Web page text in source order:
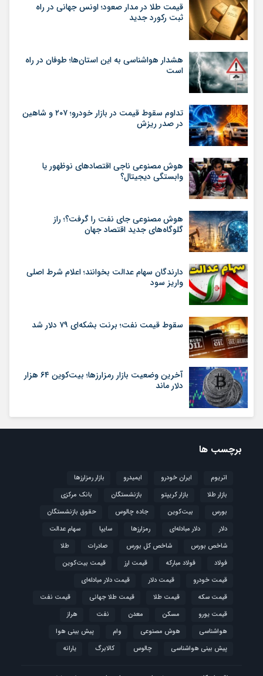
قیمت طلا در مدار صعود؛ اونس جهانی در راه
ثبت رکورد جدید
هشدار هواشناسی به این استان‌ها؛ طوفان در راه
است
تداوم سقوط قیمت در بازار خودرو؛ ۲۰۷ و شاهین
در صدر ریزش
هوش مصنوعی ناجی اقتصادهای نوظهور یا
وابستگی دیجیتال؟
هوش مصنوعی جای نفت را گرفت؟؛ راز
گلوگاه‌های جدید اقتصاد جهان
دارندگان سهام عدالت بخوانند؛ اعلام شرط اصلی
واریز سود
سقوط قیمت نفت؛ برنت بشکه‌ای ۷۹ دلار شد
آخرین وضعیت بازار رمزارزها؛ بیت‌کوین ۶۴ هزار
دلار ماند
برچسب ها
اتریوم ایران خودرو ایمیدرو
بازار رمزارزها
بازار طلا
بازار کریپتو بازنشستگان
بانک مرکزی
بورس
بیت‌کوین جاده چالوس
حقوق بازنشستگان
دلار
دلار مبادله‌ای رمزارزها سایپا
سهام عدالت
شاخص بورس
شاخص کل بورس صادرات
طلا
فولاد
فولاد مبارکه قیمت ارز
قیمت بیت‌کوین
قیمت خودرو
قیمت دلار
قیمت دلار مبادله‌ای
قیمت سکه
قیمت طلا قیمت طلا جهانی
قیمت نفت
قیمت یورو
مسکن معدن نفت
هراز
هواشناسی
هوش مصنوعی وام
پیش بینی هوا
پیش بینی هواشناسی
چالوس کالابرگ یارانه